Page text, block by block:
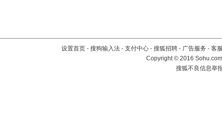
设置首页 - 搜狗输入法 - 支付中心 - 搜狐招聘 - 广告服务 - 客
Copyright©2016
搜狐不良信息举